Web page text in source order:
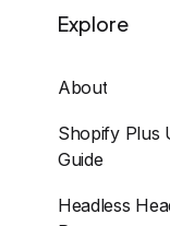
Explore
About
Shopify Plus
Guide
Headless